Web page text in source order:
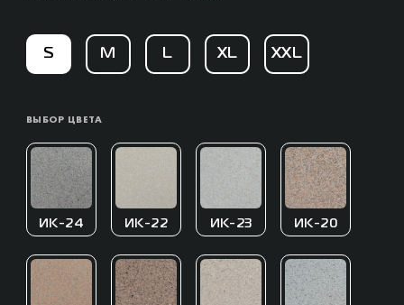
S M L XL XXL
ВЫБОР ЦВЕТА
ИК-24 ИК-22 ИК-23 ИК-20